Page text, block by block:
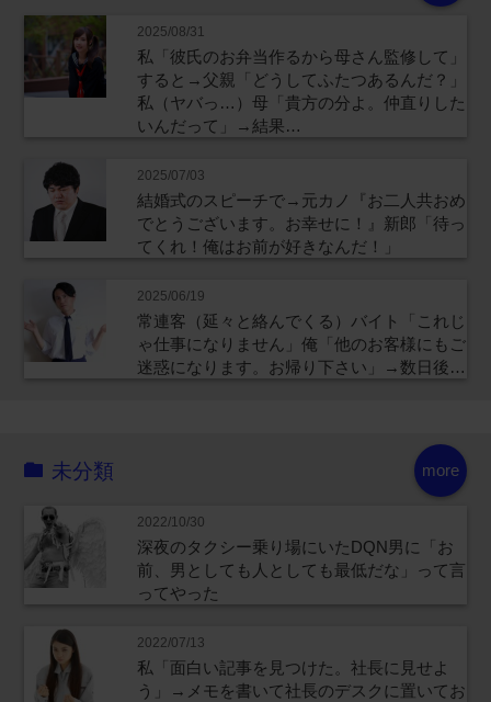
2025/08/31
私「彼氏のお弁当作るから母さん監修して」
すると→父親「どうしてふたつあるんだ？」
私（ヤバっ…）母「貴方の分よ。仲直りした
いんだって」→結果…
2025/07/03
結婚式のスピーチで→元カノ『お二人共おめ
でとうございます。お幸せに！』新郎「待っ
てくれ！俺はお前が好きなんだ！」
2025/06/19
常連客（延々と絡んでくる）バイト「これじ
ゃ仕事になりません」俺「他のお客様にもご
迷惑になります。お帰り下さい」→数日後…
more
未分類
2022/10/30
深夜のタクシー乗り場にいたDQN男に「お
前、男としても人としても最低だな」って言
ってやった
2022/07/13
私「面白い記事を見つけた。社長に見せよ
う」→メモを書いて社長のデスクに置いてお